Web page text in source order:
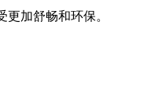
加舒畅和环保。